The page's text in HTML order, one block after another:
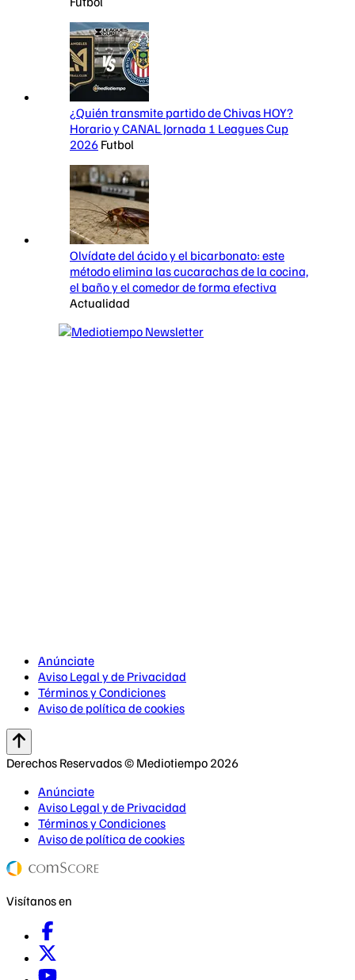
¿Quién transmite partido de Chivas HOY?
Horario y CANAL Jornada 1 Leagues Cup
2026 Futbol
Olvídate del ácido y el bicarbonato: este
método elimina las cucarachas de la cocina,
el baño y el comedor de forma efectiva
Actualidad
Anúnciate
Aviso Legal y de Privacidad
Términos y Condiciones
Aviso de política de cookies
Derechos Reservados © Mediotiempo 2026
Anúnciate
Aviso Legal y de Privacidad
Términos y Condiciones
Aviso de política de cookies
Visítanos en